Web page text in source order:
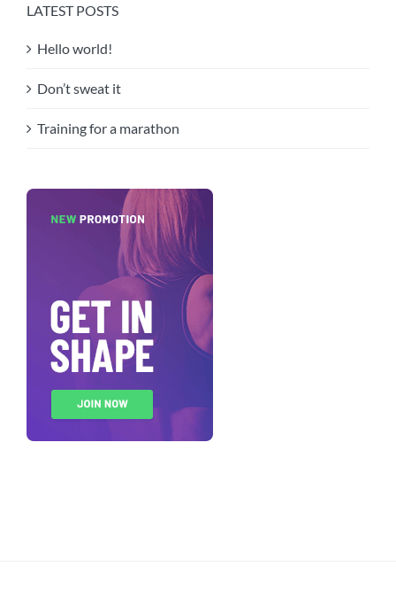
LATEST POSTS
Hello world!
Don’t sweat it
Training for a marathon